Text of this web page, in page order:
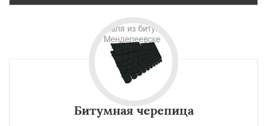
Битумная черепица